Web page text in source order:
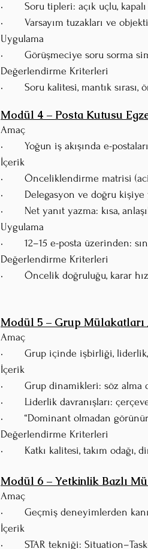
•	Soru tipleri: açık uçlu,
•	Varsayım tuzakları ve
Uygulama
•	Görüşmeciye soru sorma
Değerlendirme Kriterleri
•	Soru kalitesi, mantık
Modül 4 – Posta Kutusu
Amaç
•	Yoğun iş akışında e-
İçerik
•	Önceliklendirme matrisi
•	Delegasyon ve doğru
•	Net yanıt yazma: kısa,
Uygulama
•	12–15 e-posta
Değerlendirme Kriterleri
•	Öncelik doğruluğu, karar
Modül 5 – Grup
Amaç
•	Grup içinde işbirliği,
İçerik
•	Grup dinamikleri: söz alma
•	Liderlik davranışları:
•	“Dominant olmadan
Değerlendirme Kriterleri
•	Katkı kalitesi, takım
Modül 6 – Yetkinlik Bazlı
Amaç
•	Geçmiş deneyimlerden
İçerik
•	STAR tekniği: